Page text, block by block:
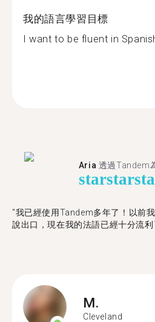
我的語言學習目標
I want to be fluent in
Aria 透過Tandem
starstar
"我已經使用Tandem多年了！以前
說出口，現在我的法語已經十分流利
M.
Cleveland